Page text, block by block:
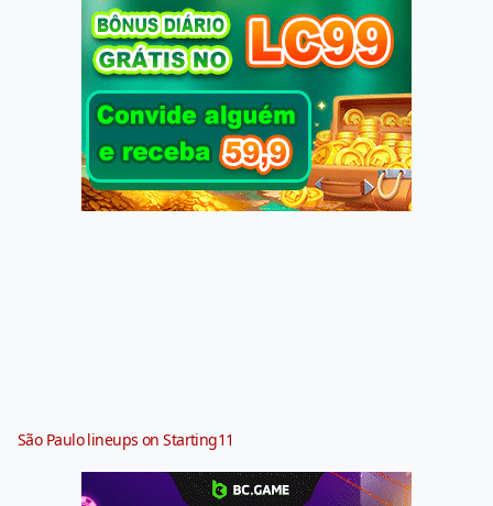
São Paulo lineups on Starting11